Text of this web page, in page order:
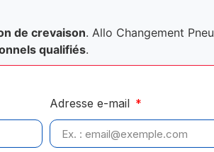
de crevaison. Allo Changement
qualifiés.
Adresse e-mail